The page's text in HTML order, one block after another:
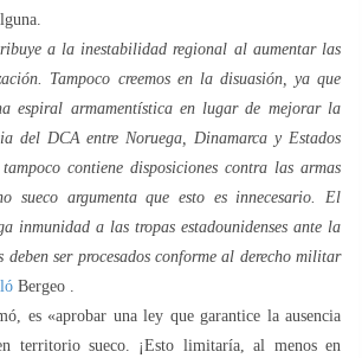
a la inestabilidad regional al aumentar las
Tampoco creemos en la disuasión, ya que
espiral armamentística en lugar de mejorar la
del DCA entre Noruega, Dinamarca y Estados
contiene disposiciones contra las armas
sueco argumenta que esto es innecesario. El
inmunidad a las tropas estadounidenses ante la
deben ser procesados ​​conforme al derecho militar
Bergeo .
es «aprobar una ley que garantice la ausencia
territorio sueco. ¡Esto limitaría, al menos en